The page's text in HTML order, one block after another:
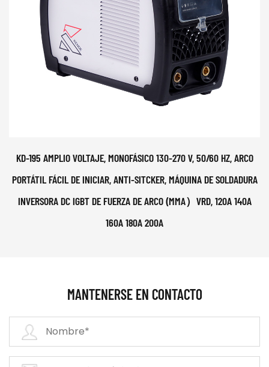
KD-195 AMPLIO VOLTAJE, MONOFÁSICO 130-270 V, 50/60 HZ, ARCO
PORTÁTIL FÁCIL DE INICIAR, ANTI-SITCKER, MÁQUINA DE SOLDADURA
INVERSORA DC IGBT DE FUERZA DE ARCO (MMA）VRD, 120A 140A
160A 180A 200A
MANTENERSE EN CONTACTO